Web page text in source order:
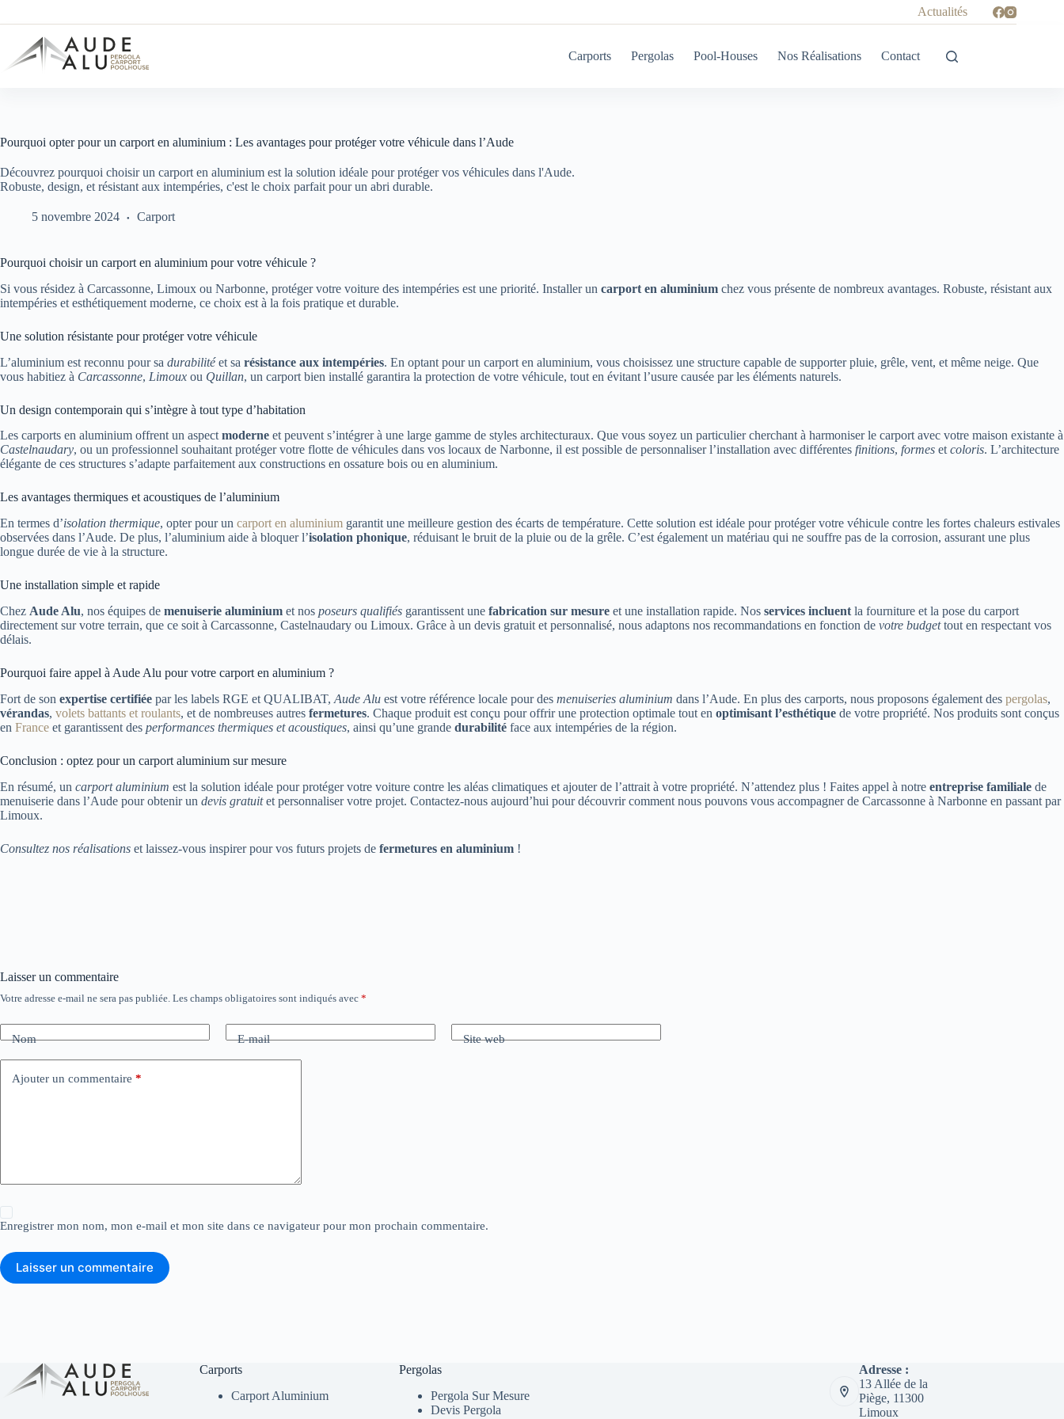
Actualités
Carports Pergolas Pool-Houses Nos Réalisations Contact
Pourquoi opter pour un carport en aluminium : Les avantages pour protéger votre véhicule dans l’Aude
Découvrez pourquoi choisir un carport en aluminium est la solution idéale pour protéger vos véhicules dans l'Aude.
Robuste, design, et résistant aux intempéries, c'est le choix parfait pour un abri durable.
5 novembre 2024 Carport
Pourquoi choisir un carport en aluminium pour votre véhicule ?
Si vous résidez à Carcassonne, Limoux ou Narbonne, protéger votre voiture des intempéries est une priorité. Installer un carport en aluminium chez vous présente de nombreux avantages. Robuste, résistant aux
intempéries et esthétiquement moderne, ce choix est à la fois pratique et durable.
Une solution résistante pour protéger votre véhicule
L’aluminium est reconnu pour sa durabilitéet sa résistance aux intempéries. En optant pour un carport en aluminium, vous choisissez une structure capable de supporter pluie, grêle, vent, et même neige. Que
vous habitiez à Carcassonne, Limoux ou Quillan, un carport bien installé garantira la protection de votre véhicule, tout en évitant l’usure causée par les éléments naturels.
Un design contemporain qui s’intègre à tout type d’habitation
Les carports en aluminium offrent un aspect moderne et peuvent s’intégrer à une large gamme de styles architecturaux. Que vous soyez un particulier cherchant à harmoniser le carport avec votre maison existante à
Castelnaudary, ou un professionnel souhaitant protéger votre flotte de véhicules dans vos locaux de Narbonne, il est possible de personnaliser l’installation avec différentes finitions, formes et coloris. L’architecture
élégante de ces structures s’adapte parfaitement aux constructions en ossature bois ou en aluminium.
Les avantages thermiques et acoustiques de l’aluminium
En termes d’isolation thermique, opter pour un carport en aluminium garantit une meilleure gestion des écarts de température. Cette solution est idéale pour protéger votre véhicule contre les fortes chaleurs estivales
observées dans l’Aude. De plus, l’aluminium aide à bloquer l’isolation phonique, réduisant le bruit de la pluie ou de la grêle. C’est également un matériau qui ne souffre pas de la corrosion, assurant une plus
longue durée de vie à la structure.
Une installation simple et rapide
Chez Aude Alu, nos équipes de menuiserie aluminium et nos poseurs qualifiés garantissent une fabrication sur mesure et une installation rapide. Nos services incluent la fourniture et la pose du carport
directement sur votre terrain, que ce soit à Carcassonne, Castelnaudary ou Limoux. Grâce à un devis gratuit et personnalisé, nous adaptons nos recommandations en fonction de votre budgettout en respectant vos
délais.
Pourquoi faire appel à Aude Alu pour votre carport en aluminium ?
Fort de son expertise certifiée par les labels RGE et QUALIBAT, Aude Alu est votre référence locale pour des menuiseries aluminium dans l’Aude. En plus des carports, nous proposons également des pergolas,
vérandas, volets battants et roulants, et de nombreuses autres fermetures. Chaque produit est conçu pour offrir une protection optimale tout en optimisant l’esthétique de votre propriété. Nos produits sont conçus
en France et garantissent des performances thermiques et acoustiques, ainsi qu’une grande durabilité face aux intempéries de la région.
Conclusion : optez pour un carport aluminium sur mesure
En résumé, un carport aluminium est la solution idéale pour protéger votre voiture contre les aléas climatiques et ajouter de l’attrait à votre propriété. N’attendez plus ! Faites appel à notre entreprise familiale de
menuiserie dans l’Aude pour obtenir un devis gratuitet personnaliser votre projet. Contactez-nous aujourd’hui pour découvrir comment nous pouvons vous accompagner de Carcassonne à Narbonne en passant par
Limoux.
Consultez nos réalisations et laissez-vous inspirer pour vos futurs projets de fermetures en aluminium !
Laisser un commentaire
Votre adresse e-mail ne sera pas publiée. Les champs obligatoires sont indiqués avec *
Nom E-mail Site web
Ajouter un commentaire *
Enregistrer mon nom, mon e-mail et mon site dans ce navigateur pour mon prochain commentaire.
Laisser un commentaire
Carports
Carport Aluminium
Pergolas
Pergola Sur Mesure
Devis Pergola
Adresse :
13 Allée de la
Piège, 11300
Limoux